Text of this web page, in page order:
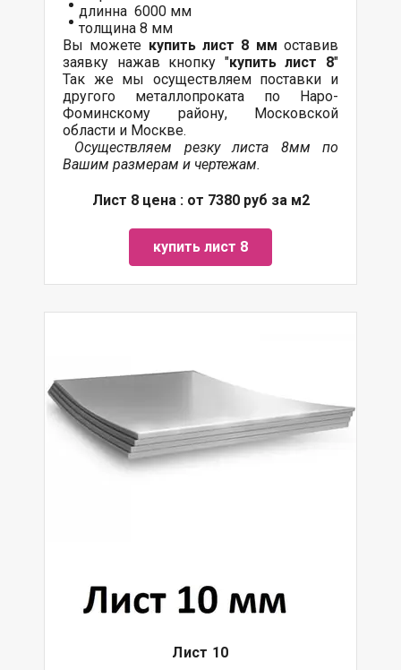
длинна 6000 мм
толщина 8 мм
Вы можете купить лист 8 ммоставив
заявку нажав кнопку "купить лист 8"
Так же мы осуществляем поставки и
другого металлопроката по Наро-
Фоминскому району, Московской
области и Москве.
Осуществляем резку листа 8мм по
Вашим размерам и чертежам.
Лист 8 цена : от 7380 руб за м2
купить лист 8
Лист 10